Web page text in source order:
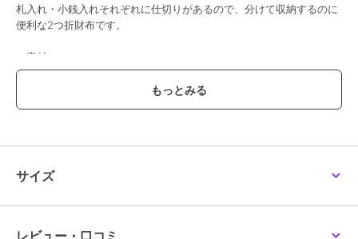
札入れ・小銭入れそれぞれに仕切りがあるので、分けて収納するのに
便利な2つ折財布です。
［素材］
本体素材には、水シボエンボスレザーを使用しています。
海面・波を連想する、水が流れているような美しいシワが魅力で、一
般的な水シボとは違い、変則的なエンボスでインポートらしい個性的
●カード段×6
●札入れ×2
サイズ